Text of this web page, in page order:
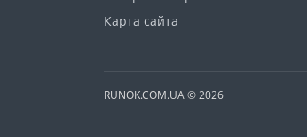
Карта сайта
RUNOK.COM.UA © 2026